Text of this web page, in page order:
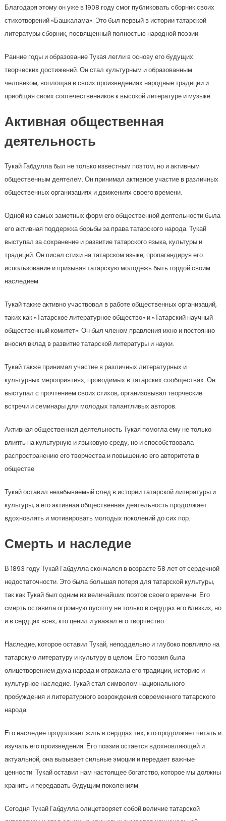
Благодаря этому он уже в 1908 году смог публиковать сборник своих
стихотворений «Башкалама». Это был первый в истории татарской
литературы сборник, посвященный полностью народной поэзии.
Ранние годы и образование Тукая легли в основу его будущих
творческих достижений. Он стал культурным и образованным
человеком, воплощая в своих произведениях народные традиции и
приобщая своих соотечественников к высокой литературе и музыке.
Активная общественная
деятельность
Тукай Габдулла был не только известным поэтом, но и активным
общественным деятелем. Он принимал активное участие в различных
общественных организациях и движениях своего времени.
Одной из самых заметных форм его общественной деятельности была
его активная поддержка борьбы за права татарского народа. Тукай
выступал за сохранение и развитие татарского языка, культуры и
традиций. Он писал стихи на татарском языке, пропагандируя его
использование и призывая татарскую молодежь быть гордой своим
наследием.
Тукай также активно участвовал в работе общественных организаций,
таких как «Татарское литературное общество» и «Татарский научный
общественный комитет». Он был членом правления ихно и постоянно
вносил вклад в развитие татарской литературы и науки.
Тукай также принимал участие в различных литературных и
культурных мероприятиях, проводимых в татарских сообществах. Он
выступал с прочтением своих стихов, организовывал творческие
встречи и семинары для молодых талантливых авторов.
Активная общественная деятельность Тукая помогла ему не только
влиять на культурную и языковую среду, но и способствовала
распространению его творчества и повышению его авторитета в
обществе.
Тукай оставил незабываемый след в истории татарской литературы и
культуры, а его активная общественная деятельность продолжает
вдохновлять и мотивировать молодых поколений до сих пор.
Смерть и наследие
В 1893 году Тукай Габдулла скончался в возрасте 58 лет от сердечной
недостаточности. Это была большая потеря для татарской культуры,
так как Тукай был одним из величайших поэтов своего времени. Его
смерть оставила огромную пустоту не только в сердцах его близких, но
и в сердцах всех, кто ценил и уважал его творчество.
Наследие, которое оставил Тукай, неподдельно и глубоко повлияло на
татарскую литературу и культуру в целом. Его поэзия была
олицетворением духа народа и отражала его традиции, историю и
культурное наследие. Тукай стал символом национального
пробуждения и литературного возрождения современного татарского
народа.
Его наследие продолжает жить в сердцах тех, кто продолжает читать и
изучать его произведения. Его поэзия остается вдохновляющей и
актуальной, она вызывает сильные эмоции и передает важные
ценности. Тукай оставил нам настоящее богатство, которое мы должны
хранить и передавать будущим поколениям.
Сегодня Тукай Габдулла олицетворяет собой величие татарской